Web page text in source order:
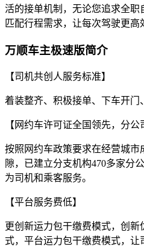
活的接单机制，无论您追求全
匹配行程需求，让每次驾驶更高
万顺车主极速版简介
【司机共创人服务标准】
着装整齐、积极接单、下车开门
【网约车许可证全国领先，分公
按照网约车政策要求在经营城市
隙，已建立分支机构470多家分
为司机和乘客服务。
【平台服务费低】
更创新运力包干缴费模式，创
式，平台运力包干缴费模式，让